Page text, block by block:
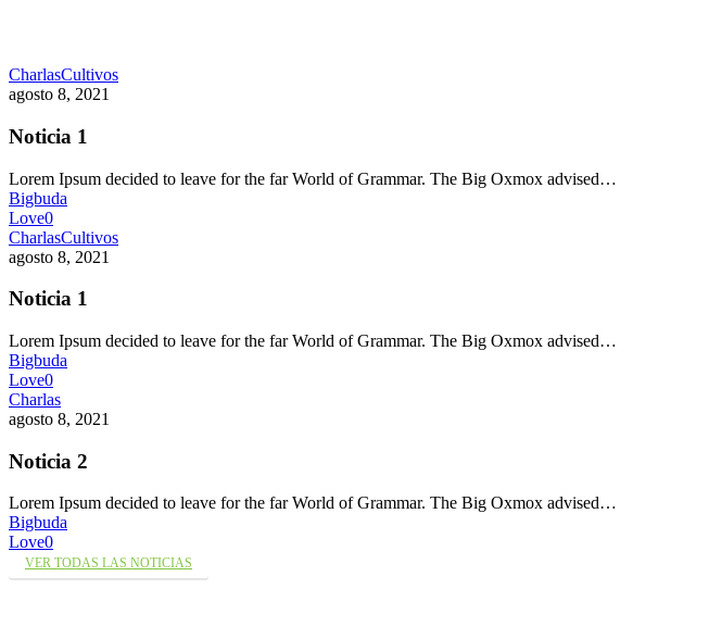
CharlasCultivos
agosto 8, 2021
Noticia 1
Lorem Ipsum decided to leave for the far World of Grammar. The Big Oxmox advised…
Bigbuda
Love0
CharlasCultivos
agosto 8, 2021
Noticia 1
Lorem Ipsum decided to leave for the far World of Grammar. The Big Oxmox advised…
Bigbuda
Love0
Charlas
agosto 8, 2021
Noticia 2
Lorem Ipsum decided to leave for the far World of Grammar. The Big Oxmox advised…
Bigbuda
Love0
VER TODAS LAS NOTICIAS